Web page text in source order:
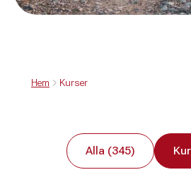
Hem Kurser
Alla (345)